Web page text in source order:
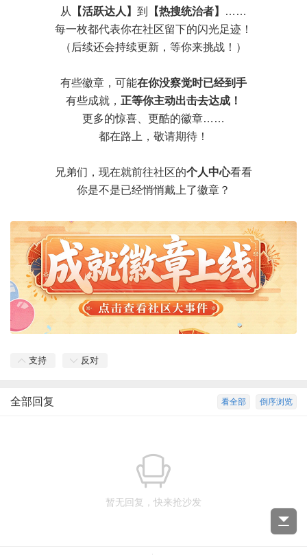
从
【活跃达人】 到 【热搜统治者】
……
每一枚都代表你在社区留下的闪光足迹！
（后续还会持续更新，等你来挑战！）
有些徽章，可能在你没察觉时已经到手
有些成就， 正等你主动出击去达成！
更多的惊喜、更酷的徽章……
都在路上，敬请期待！
兄弟们，现在就前往社区的个人中心看看
你是不是已经悄悄戴上了徽章？
支持 反对
倒序浏览
看全部
全部回复
暂无回复，快来抢沙发